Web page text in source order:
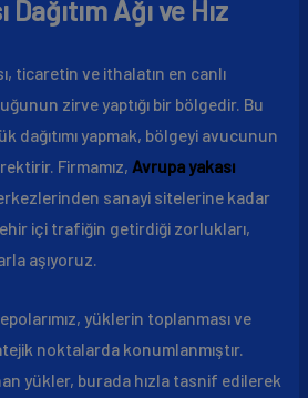
Ağı ve Hız
ticaretin ve ithalatın en canlı
zirve yaptığı bir bölgedir. Bu
dağıtımı yapmak, bölgeyi avucunun
Firmamız, Avrupa yakası
sanayi sitelerine kadar
içi trafiğin getirdiği zorlukları,
aşıyoruz.
yüklerin toplanması ve
noktalarda konumlanmıştır.
yükler, burada hızla tasnif edilerek